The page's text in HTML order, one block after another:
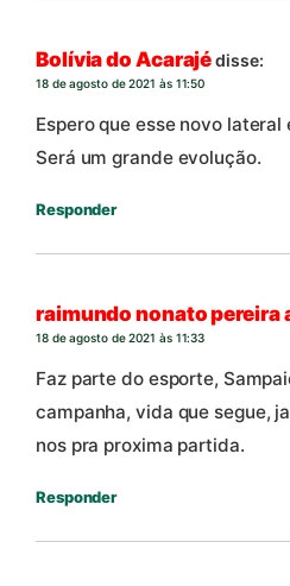
Bolívia do Acarajédisse:
18 de agosto de 2021 às 11:50
Espero que esse novo lateral
Será um grande evolução.
Responder
raimundo nonato pereira
18 de agosto de 2021 às 11:33
Faz parte do esporte,
campanha, vida que segue,
nos pra proxima partida.
Responder